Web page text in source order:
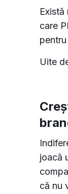
Există
care
Uite
joacă
că nu